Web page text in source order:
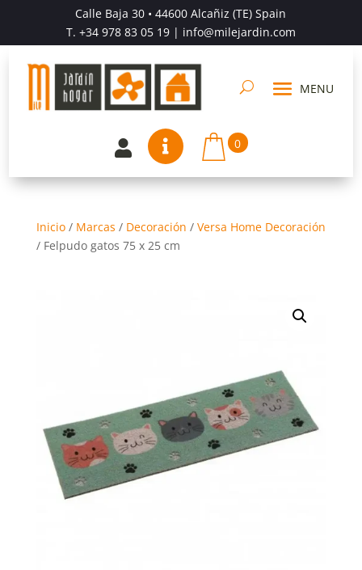
Calle Baja 30 • 44600 Alcañiz (TE) Spain
T. +34 978 83 05 19| info@milejardin.com
  0
Inicio/ Marcas / Decoración / Versa Home Decoración
/ Felpudo gatos 75 x 25 cm